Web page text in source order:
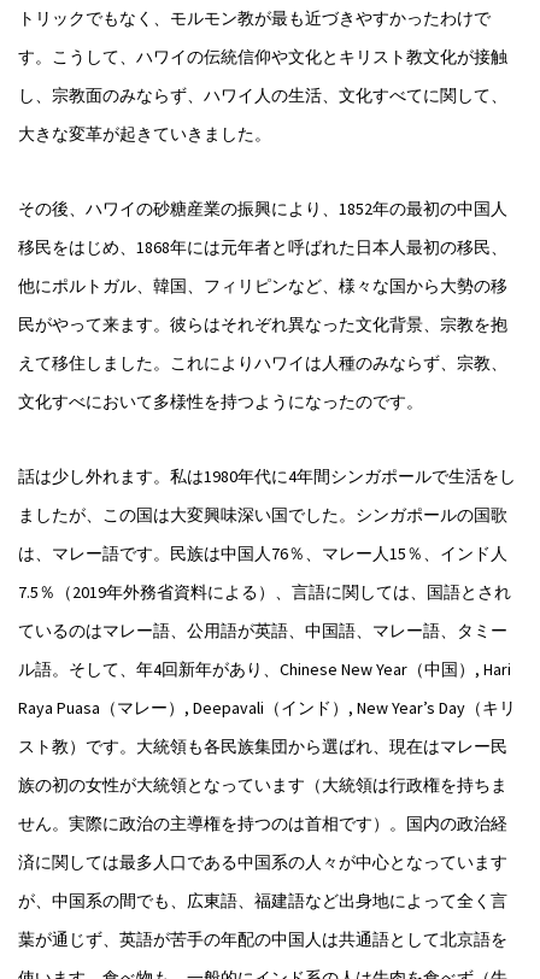
トリックでもなく、モルモン教が最も近づきやすかったわけで
す。こうして、ハワイの伝統信仰や文化とキリスト教文化が接触
し、宗教面のみならず、ハワイ人の生活、文化すべてに関して、
大きな変革が起きていきました。
その後、ハワイの砂糖産業の振興により、1852年の最初の中国人
移民をはじめ、1868年には元年者と呼ばれた日本人最初の移民、
他にポルトガル、韓国、フィリピンなど、様々な国から大勢の移
民がやって来ます。彼らはそれぞれ異なった文化背景、宗教を抱
えて移住しました。これによりハワイは人種のみならず、宗教、
文化すべにおいて多様性を持つようになったのです。
話は少し外れます。私は1980年代に4年間シンガポールで生活をし
ましたが、この国は大変興味深い国でした。シンガポールの国歌
は、マレー語です。民族は中国人76％、マレー人15％、インド人
7.5％（2019年外務省資料による）、言語に関しては、国語とされ
ているのはマレー語、公用語が英語、中国語、マレー語、タミー
ル語。そして、年4回新年があり、Chinese New Year（中国）, Hari
Raya Puasa（マレー）, Deepavali（インド）, New Year’s Day（キリ
スト教）です。大統領も各民族集団から選ばれ、現在はマレー民
族の初の女性が大統領となっています（大統領は行政権を持ちま
せん。実際に政治の主導権を持つのは首相です）。国内の政治経
済に関しては最多人口である中国系の人々が中心となっています
が、中国系の間でも、広東語、福建語など出身地によって全く言
葉が通じず、英語が苦手の年配の中国人は共通語として北京語を